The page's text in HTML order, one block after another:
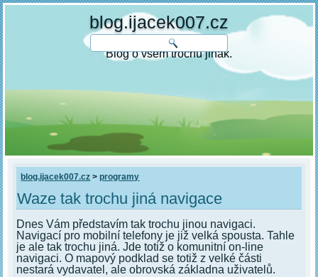
blog.ijacek007.cz
Blog o všem trochu jinak.
blog.ijacek007.cz >programy
Waze tak trochu jiná navigace
Dnes Vám představím tak trochu jinou navigaci.
Navigací pro mobilní telefony je již velká spousta. Tahle
je ale tak trochu jiná. Jde totiž o komunitní on-line
navigaci. O mapový podklad se totiž z velké části
nestará vydavatel, ale obrovská základna uživatelů.